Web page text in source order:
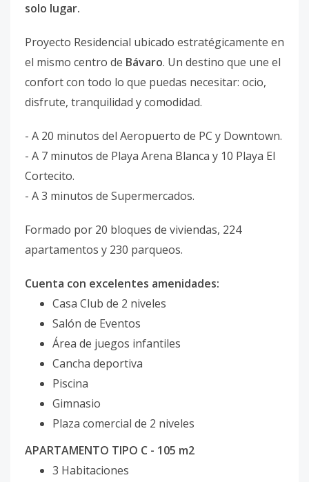
solo lugar.
Proyecto Residencial ubicado estratégicamente en
el mismo centro de Bávaro. Un destino que une el
confort con todo lo que puedas necesitar: ocio,
disfrute, tranquilidad y comodidad.
- A 20 minutos del Aeropuerto de PC y Downtown.
- A 7 minutos de Playa Arena Blanca y 10 Playa El
Cortecito.
- A 3 minutos de Supermercados.
Formado por 20 bloques de viviendas, 224
apartamentos y 230 parqueos.
Cuenta con excelentes amenidades:
Casa Club de 2 niveles
Salón de Eventos
Área de juegos infantiles
Cancha deportiva
Piscina
Gimnasio
Plaza comercial de 2 niveles
APARTAMENTO TIPO C - 105 m2
3 Habitaciones